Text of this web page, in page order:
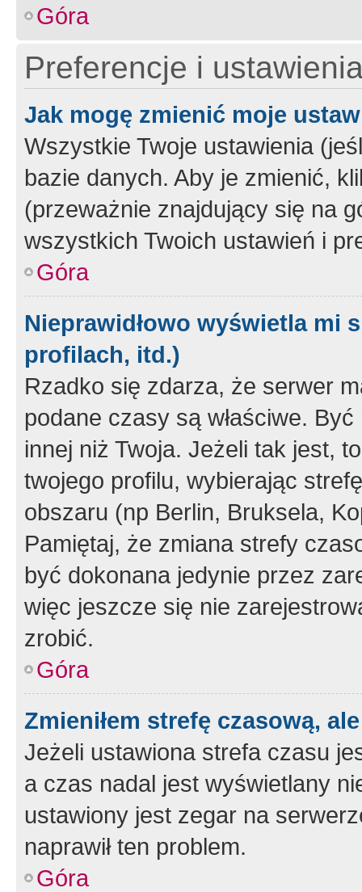
Góra
Preferencje i
Jak mogę zmienić moje
Wszystkie Twoje ustawienia
bazie danych. Aby je zmienić,
(przeważnie znajdujący się na
wszystkich Twoich ustawień i
Góra
Nieprawidłowo wyświetla mi
profilach, itd.)
Rzadko się zdarza, że serwer
podane czasy są właściwe.
innej niż Twoja. Jeżeli tak jest,
twojego profilu, wybierając
obszaru (np Berlin, Bruksela,
Pamiętaj, że zmiana strefy
być dokonana jedynie przez
więc jeszcze się nie
zrobić.
Góra
Zmieniłem strefę czasową,
Jeżeli ustawiona strefa czasu
a czas nadal jest wyświetlany
ustawiony jest zegar na
naprawił ten problem.
Góra